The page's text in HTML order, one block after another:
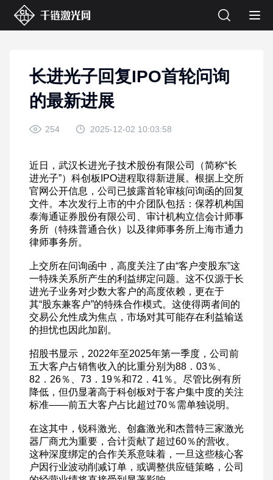
长进光子回复IPO首轮问询
的最新进展
254 2025-12-02 10:03:58